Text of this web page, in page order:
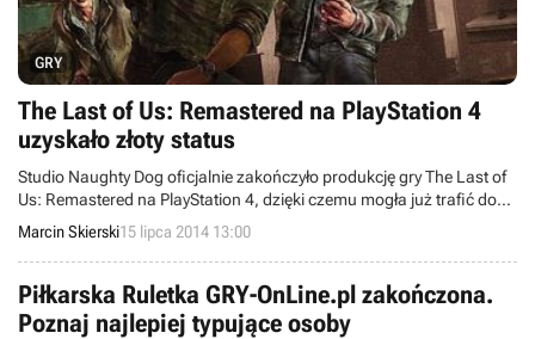
GRY
The Last of Us: Remastered na PlayStation 4
uzyskało złoty status
Studio Naughty Dog oficjalnie zakończyło produkcję gry The Last of
Us: Remastered na PlayStation 4, dzięki czemu mogła już trafić do
tłoczni. Możemy być więc spokojni o zapowiedzianą na 29 lipca
premierę tego tytułu.
Marcin Skierski15 lipca 2014 13:00
Piłkarska Ruletka GRY-OnLine.pl zakończona.
Poznaj najlepiej typujące osoby